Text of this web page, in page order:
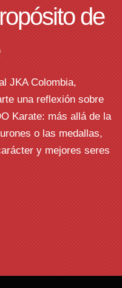
de
JKA Colombia,
una reflexión sobre
Karate: más allá de la
o las medallas,
y mejores seres